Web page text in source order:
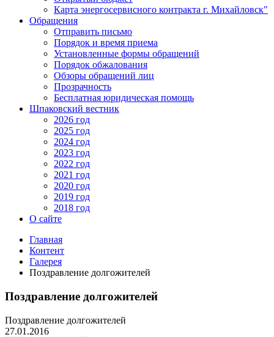
Карта энергосервисного контракта г. Михайловск"
Обращения
Отправить письмо
Порядок и время приема
Установленные формы обращений
Порядок обжалования
Обзоры обращений лиц
Прозрачность
Бесплатная юридическая помощь
Шпаковский вестник
2026 год
2025 год
2024 год
2023 год
2022 год
2021 год
2020 год
2019 год
2018 год
О сайте
Главная
Контент
Галерея
Поздравление долгожителей
Поздравление долгожителей
Поздравление долгожителей
27.01.2016